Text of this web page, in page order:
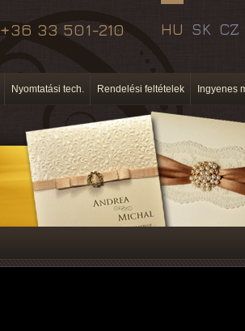
+36 33 501-210 CZ
SK
HU
Nyomtatási tech. Rendelési feltételek Ingyenes